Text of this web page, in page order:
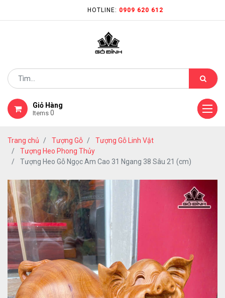
HOTLINE: 0909 620 612
Giỏ Hàng
Items 0
Trang chủ Tượng Gỗ
Tượng Gỗ Linh Vật
Tượng Heo Phong Thủy
Tượng Heo Gỗ Ngọc Am Cao 31 Ngang 38 Sâu 21 (cm)